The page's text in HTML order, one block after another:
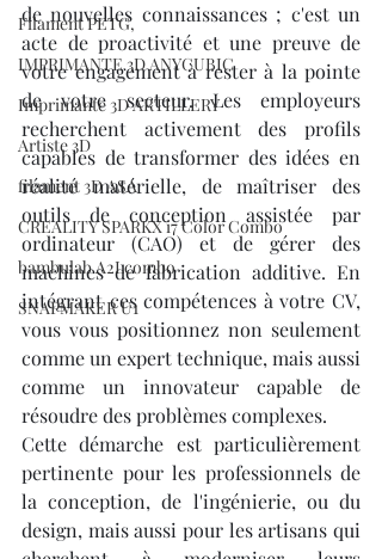
Filament PETG,
IMPRIMANTE 3D ANYCUBIC
Imprimante 3D ARTILLERY
Artiste 3D
filament 3D ASA
CREALITY SPARKX i7 Color Combo
bambulab A2Lcombo
SNAPMAKER U1
de nouvelles connaissances ; c'est un
acte de proactivité et une preuve de
votre engagement à rester à la pointe
de votre secteur. Les employeurs
recherchent activement des profils
capables de transformer des idées en
réalité matérielle, de maîtriser des
outils de conception assistée par
ordinateur (CAO) et de gérer des
machines de fabrication additive. En
intégrant ces compétences à votre CV,
vous vous positionnez non seulement
comme un expert technique, mais aussi
comme un innovateur capable de
résoudre des problèmes complexes.
Cette démarche est particulièrement
pertinente pour les professionnels de
la conception, de l'ingénierie, ou du
design, mais aussi pour les artisans qui